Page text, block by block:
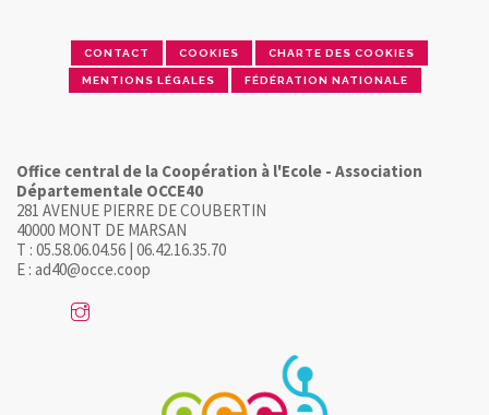
CONTACT COOKIES CHARTE DES COOKIES
MENTIONS LÉGALES FÉDÉRATION NATIONALE
Office central de la Coopération à l'Ecole - Association
Départementale OCCE40
281 AVENUE PIERRE DE COUBERTIN
40000 MONT DE MARSAN
T : 05.58.06.04.56 | 06.42.16.35.70
E : ad40@occe.coop